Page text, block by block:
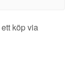
köp via